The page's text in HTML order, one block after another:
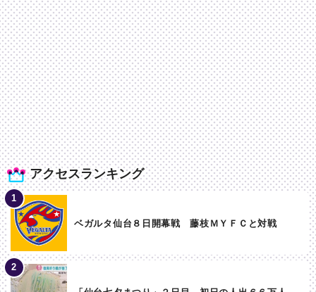
アクセスランキング
ベガルタ仙台８日開幕戦 藤枝ＭＹＦＣと対戦